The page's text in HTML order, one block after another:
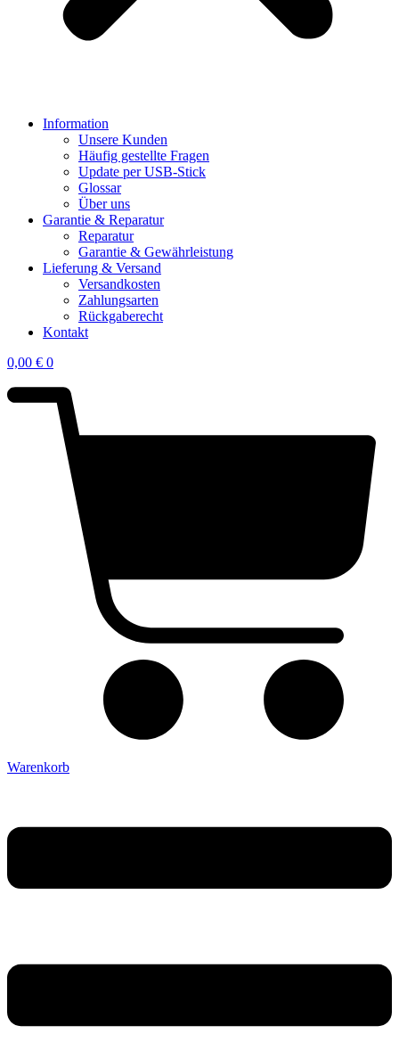
Information
Unsere Kunden
Häufig gestellte Fragen
Update per USB-Stick
Glossar
Über uns
Garantie & Reparatur
Reparatur
Garantie & Gewährleistung
Lieferung & Versand
Versandkosten
Zahlungsarten
Rückgaberecht
Kontakt
0,00 € 0
Warenkorb